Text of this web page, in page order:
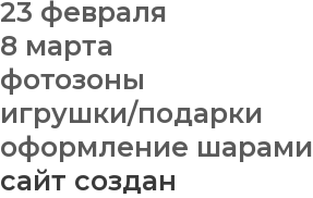
23 февраля
8 марта
фотозоны
игрушки/подарки
оформление шарами
сайт создан